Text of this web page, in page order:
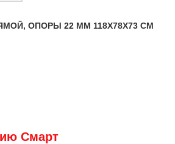
ОПОРЫ 22 ММ 118Х78Х73 СМ
Смарт